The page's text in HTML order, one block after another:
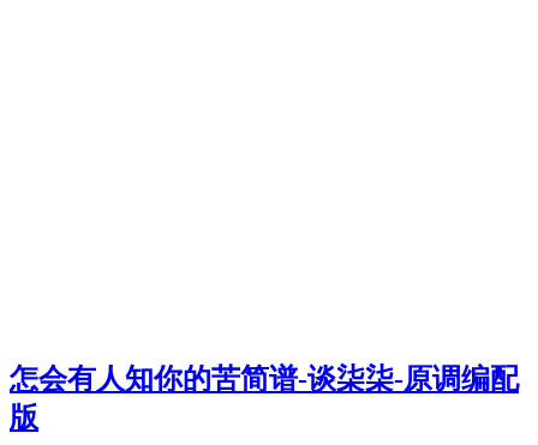
怎会有人知你的苦简谱-谈柒柒-原调编配
版